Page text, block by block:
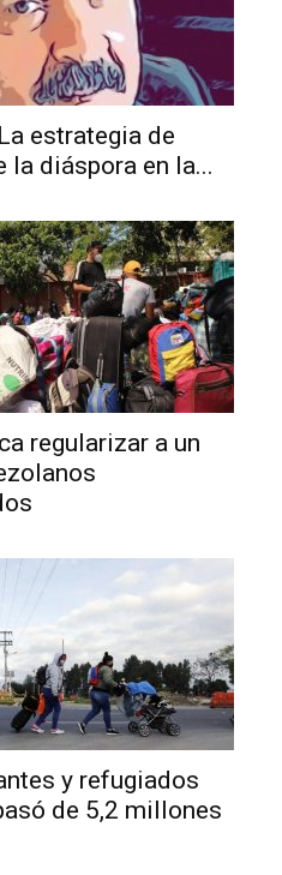
estrategia de
la diáspora en la...
regularizar a un
y refugiados
de 5,2 millones